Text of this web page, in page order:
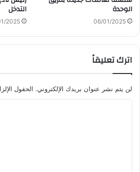
الوحدة
06/01/2025
التدخل
2025
اترك تعليقاً
لن يتم نشر عنوان بريدك الإلكتروني. الحقول